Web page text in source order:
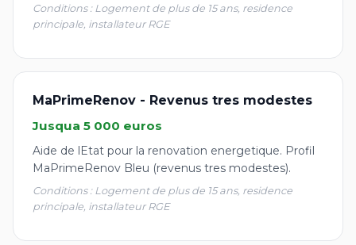
Conditions : Logement de plus de 15 ans, residence
principale, installateur RGE
MaPrimeRenov - Revenus tres modestes
Jusqua 5 000 euros
Aide de lEtat pour la renovation energetique. Profil
MaPrimeRenov Bleu (revenus tres modestes).
Conditions : Logement de plus de 15 ans, residence
principale, installateur RGE